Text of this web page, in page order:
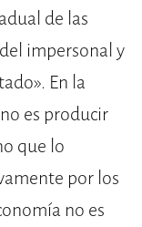
de las
impersonal y
En la
es producir
que lo
por los
no es